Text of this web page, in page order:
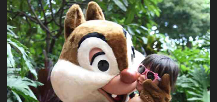
バ
イ
ナ
ル
メ
ー
シ
ョ
ン
が…
日